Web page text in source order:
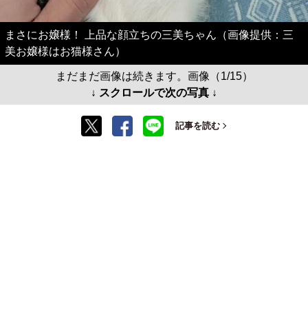
まさにお嬢様！ 上品な顔立ちの三美ちゃん（画像提供：三
美お嬢様はお猫様さん）
まだまだ画像は続きます。画像（1/15）
↓ スクロールで次の写真 ↓
記事を読む